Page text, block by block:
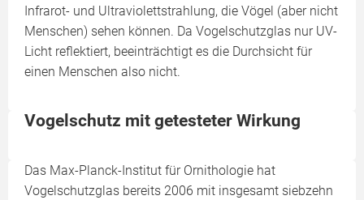
Infrarot- und Ultraviolettstrahlung, die Vögel (aber nicht
Menschen) sehen können. Da Vogelschutzglas nur UV-
Licht reflektiert, beeinträchtigt es die Durchsicht für
einen Menschen also nicht.
Vogelschutz mit getesteter Wirkung
Das Max-Planck-Institut für Ornithologie hat
Vogelschutzglas bereits 2006 mit insgesamt siebzehn